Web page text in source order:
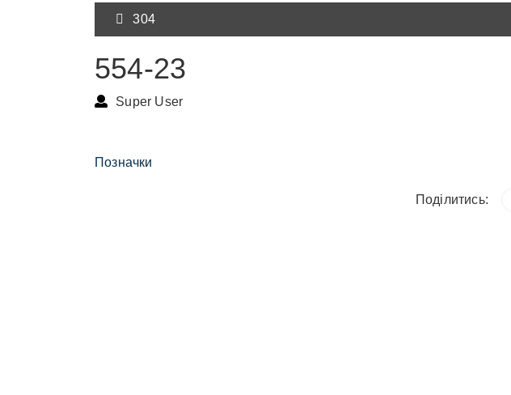
304
554-23
Super User
Позначки
Поділитись: